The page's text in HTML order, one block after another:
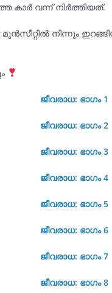
കാർ വന്ന് നിർത്തിയത്.
മുൻസീറ്റിൽ നിന്നും
ജീവരാധ: ഭാഗം 1
ജീവരാധ: ഭാഗം 2
ജീവരാധ: ഭാഗം 3
ജീവരാധ: ഭാഗം 4
ജീവരാധ: ഭാഗം 5
ജീവരാധ: ഭാഗം 6
ജീവരാധ: ഭാഗം 7
ജീവരാധ: ഭാഗം 8